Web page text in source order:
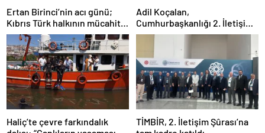
Ertan Birinci’nin acı günü;
Kıbrıs Türk halkının mücahit
ruhlu çınarı vefat etti
Adil Koçalan,
Cumhurbaşkanlığı 2. İletişim
Şûrası’na Katıldı
Haliç’te çevre farkındalık
TİMBİR, 2. İletişim Şûrası’na